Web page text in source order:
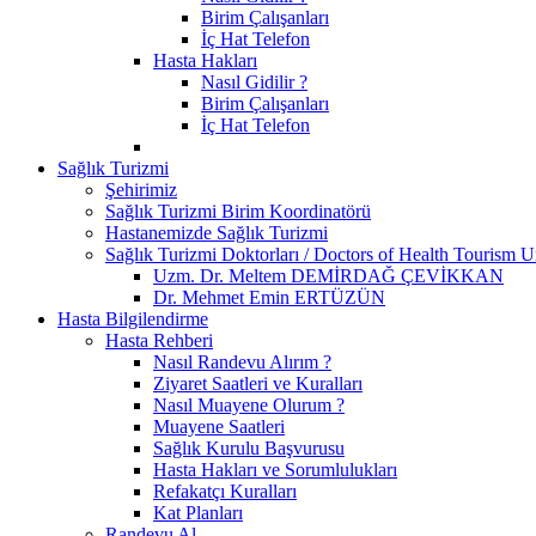
Birim Çalışanları
İç Hat Telefon
Hasta Hakları
Nasıl Gidilir ?
Birim Çalışanları
İç Hat Telefon
Sağlık Turizmi
Şehirimiz
Sağlık Turizmi Birim Koordinatörü
Hastanemizde Sağlık Turizmi
Sağlık Turizmi Doktorları / Doctors of Health Tourism
Uzm. Dr. Meltem DEMİRDAĞ ÇEVİKKAN
Dr. Mehmet Emin ERTÜZÜN
Hasta Bilgilendirme
Hasta Rehberi
Nasıl Randevu Alırım ?
Ziyaret Saatleri ve Kuralları
Nasıl Muayene Olurum ?
Muayene Saatleri
Sağlık Kurulu Başvurusu
Hasta Hakları ve Sorumlulukları
Refakatçı Kuralları
Kat Planları